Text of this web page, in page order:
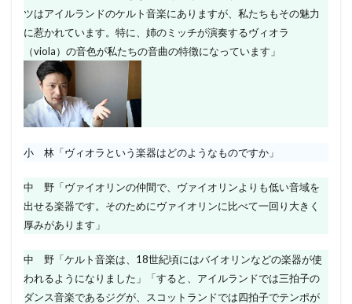
ツはアイルランドのケルト音楽にありますが、私たちもその魅力
に惹かれています。特に、姉のミッチが演奏するヴィオラ
（viola）の音色が私たちの音曲の特徴になっています」
小 林「ヴィオラという楽器はどのようなものですか」
中 野「ヴァイオリンの仲間で、ヴァイオリンよりも低い音域を
出せる楽器です。そのためにヴァイオリンに比べて一回り大きく
厚みがあります」
中 野「ケルト音楽は、18世紀頃にはバイオリンなどの楽器が使
われるようになりました」「すると、アイルランドでは三拍子の
ダンス音楽であるジグが、スコットランドでは四拍子でテンポが